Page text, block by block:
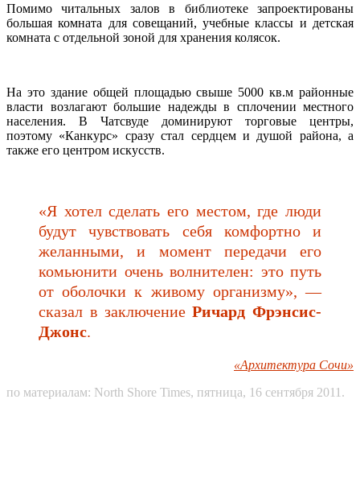
Помимо читальных залов в библиотеке запроектированы
большая комната для совещаний, учебные классы и детская
комната с отдельной зоной для хранения колясок.
На это здание общей площадью свыше 5000 кв.м районные
власти возлагают большие надежды в сплочении местного
населения. В Чатсвуде доминируют торговые центры,
поэтому «Канкурс» сразу стал сердцем и душой района, а
также его центром искусств.
«Я хотел сделать его местом, где люди
будут чувствовать себя комфортно и
желанными, и момент передачи его
комьюнити очень волнителен: это путь
от оболочки к живому организму», —
сказал в заключениеРичард Фрэнсис-
Джонс.
«Архитектура Сочи»
по материалам: North Shore Times, пятница, 16 сентября 2011.